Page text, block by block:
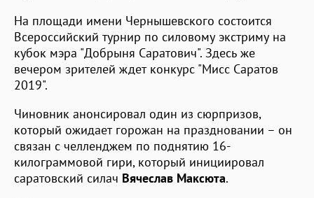
На площади имени Чернышевского состоится
Всероссийский турнир по силовому экстриму на
кубок мэра "Добрыня Саратович". Здесь же
вечером зрителей ждет конкурс "Мисс Саратов
2019".
Чиновник анонсировал один из сюрпризов,
который ожидает горожан на праздновании – он
связан с челленджем по поднятию 16-
килограммовой гири, который инициировал
саратовский силач Вячеслав Максюта.